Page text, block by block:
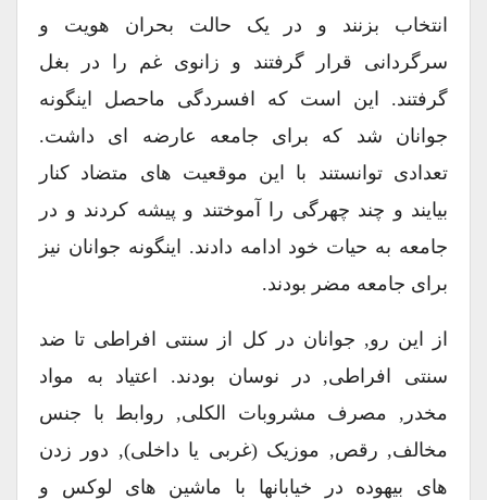
انتخاب بزنند و در یک حالت بحران هویت و
سرگردانی قرار گرفتند و زانوی غم را در بغل
گرفتند. این است که افسردگی ماحصل اینگونه
جوانان شد که برای جامعه عارضه ای داشت.
تعدادی توانستند با این موقعیت های متضاد کنار
بیایند و چند چهرگی را آموختند و پیشه کردند و در
جامعه به حیات خود ادامه دادند. اینگونه جوانان نیز
برای جامعه مضر بودند.
از این رو, جوانان در کل از سنتی افراطی تا ضد
سنتی افراطی, در نوسان بودند. اعتیاد به مواد
مخدر, مصرف مشروبات الکلی, روابط با جنس
مخالف, رقص, موزیک (غربی یا داخلی), دور زدن
های بیهوده در خیابانها با ماشین های لوکس و